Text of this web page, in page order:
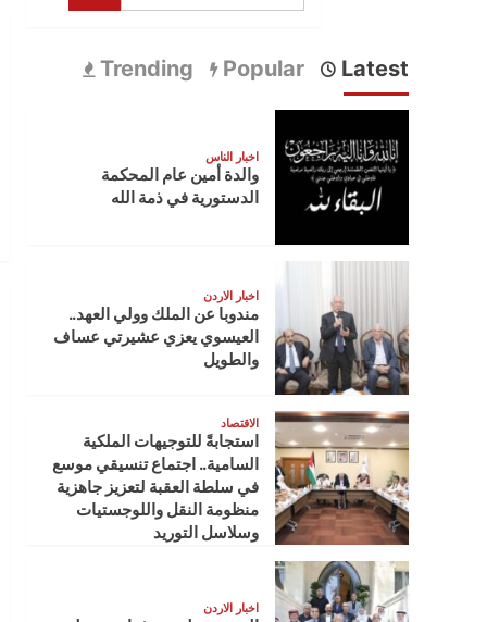
Latest
Popular
Trending
اخبار الناس
والدة أمين عام المحكمة
الدستورية في ذمة الله
اخبار الاردن
مندوبا عن الملك وولي العهد..
العيسوي يعزي عشيرتي عساف
والطويل
الاقتصاد
استجابةً للتوجيهات الملكية
السامية.. اجتماع تنسيقي موسع
في سلطة العقبة لتعزيز جاهزية
منظومة النقل واللوجستيات
وسلاسل التوريد
اخبار الاردن